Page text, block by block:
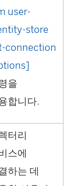
user-
store
connection
을
합니다.
터리
스에
하는 데